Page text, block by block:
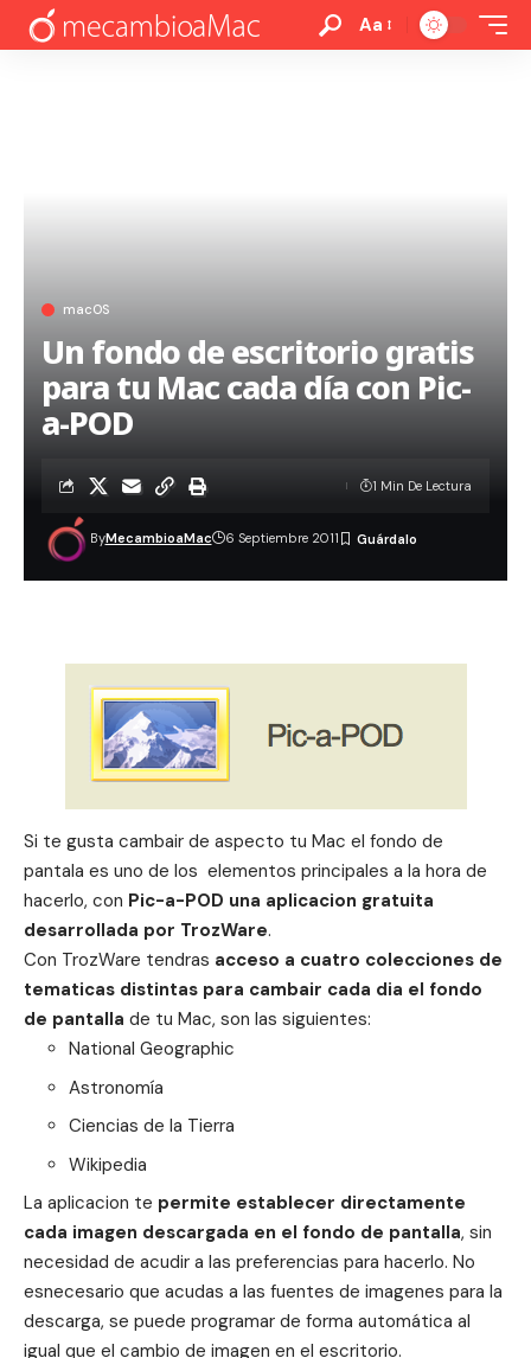
Aa
macOS
Un fondo de escritorio gratis
para tu Mac cada día con Pic-
a-POD
ByMecambioaMac 6 Septiembre 2011
1 Min De Lectura
Si te gusta cambair de aspecto tu Mac el fondo de
pantala es uno de los elementos principales a la hora de
hacerlo, con Pic-a-POD una aplicacion gratuita
desarrollada por TrozWare.
Con TrozWare tendras acceso a cuatro colecciones de
tematicas distintas para cambair cada dia el fondo
de pantalla de tu Mac, son las siguientes:
National Geographic
Astronomía
Ciencias de la Tierra
Wikipedia
La aplicacion te permite establecer directamente
cada imagen descargada en el fondo de pantalla, sin
necesidad de acudir a las preferencias para hacerlo. No
esnecesario que acudas a las fuentes de imagenes para la
descarga, se puede programar de forma automática al
igual que el cambio de imagen en el escritorio.